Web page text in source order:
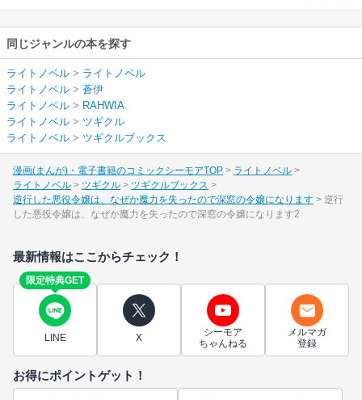
同じジャンルの本を探す
ライトノベル > ライトノベル
ライトノベル > 蒼伊
ライトノベル > RAHWIA
ライトノベル > ツギクル
ライトノベル > ツギクルブックス
漫画(まんが)・電子書籍のコミックシーモアTOP
ライトノベル
ライトノベル
ツギクル
ツギクルブックス
逆行した悪役令嬢は、なぜか魔力を失ったので深窓の令嬢になります
逆行
した悪役令嬢は、なぜか魔力を失ったので深窓の令嬢になります2
最新情報はここからチェック！
限定特典GET
LINE X
シーモア
ちゃんねる
メルマガ
登録
お得にポイントゲット！